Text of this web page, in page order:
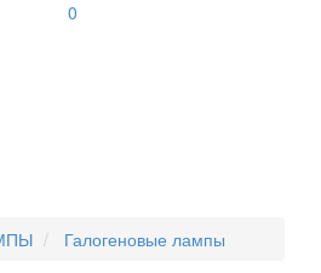
0
Галогеновые лампы